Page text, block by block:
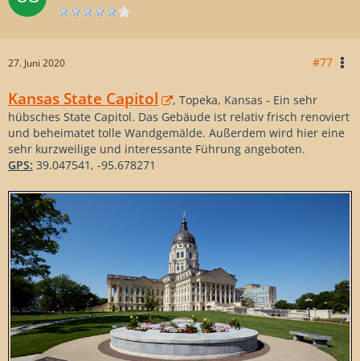
27. Juni 2020 #77
Kansas State Capitol
, Topeka, Kansas - Ein sehr
hübsches State Capitol. Das Gebäude ist relativ frisch renoviert
und beheimatet tolle Wandgemälde. Außerdem wird hier eine
sehr kurzweilige und interessante Führung angeboten.
GPS: 39.047541, -95.678271